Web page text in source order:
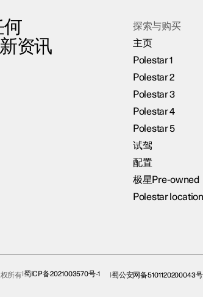
何
资讯
探索与购买
主页
Polestar 1
Polestar 2
Polestar 3
Polestar 4
Polestar 5
试驾
配置
极星Pre-owned
Polestar
所有 蜀ICP备2021003570号-1 蜀公安网备5101120200043号